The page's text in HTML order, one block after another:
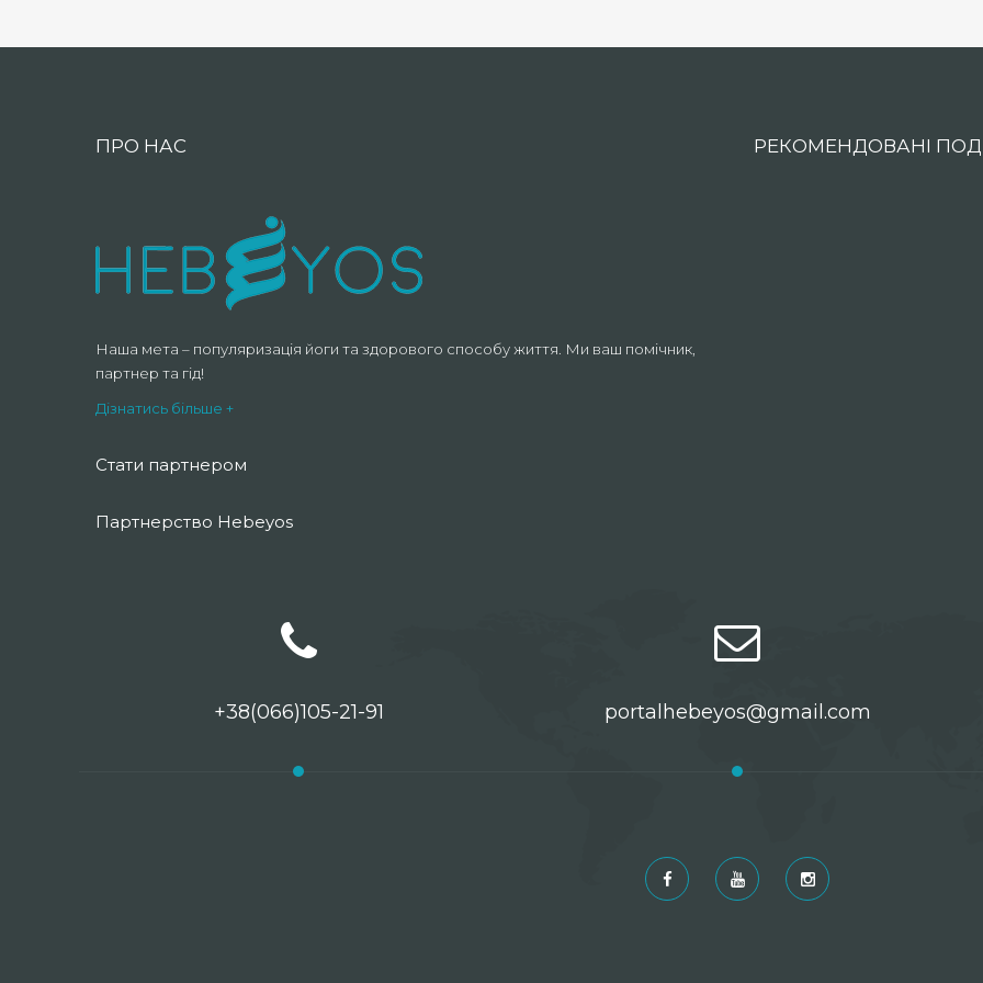
ПРО НАС
Наша мета – популяризація йоги та здорового способу життя. Ми ваш помічник,
партнер та гід!
Дізнатись більше +
Стати партнером
Партнерство Hebeyos
РЕКОМЕНДОВАНІ
+38(066)105-21-91 portalhebeyos@gmail.com